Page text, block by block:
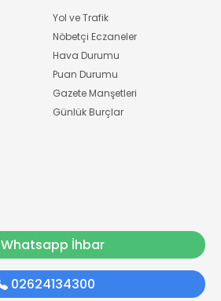
Yol ve Trafik
Nöbetçi Eczaneler
Hava Durumu
Puan Durumu
Gazete Manşetleri
Günlük Burçlar
Whatsapp İhbar
02624134300